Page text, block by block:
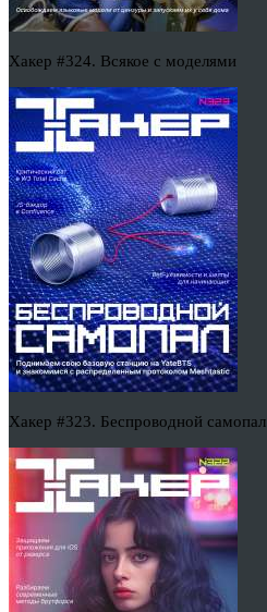
Хакер #324. Всякое с моделями
Хакер #323. Беспроводной самопал